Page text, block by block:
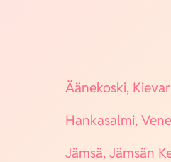
Ääne­kos­ki,
Han­ka­sal­mi,
Jäm­sä, Jäm­sän